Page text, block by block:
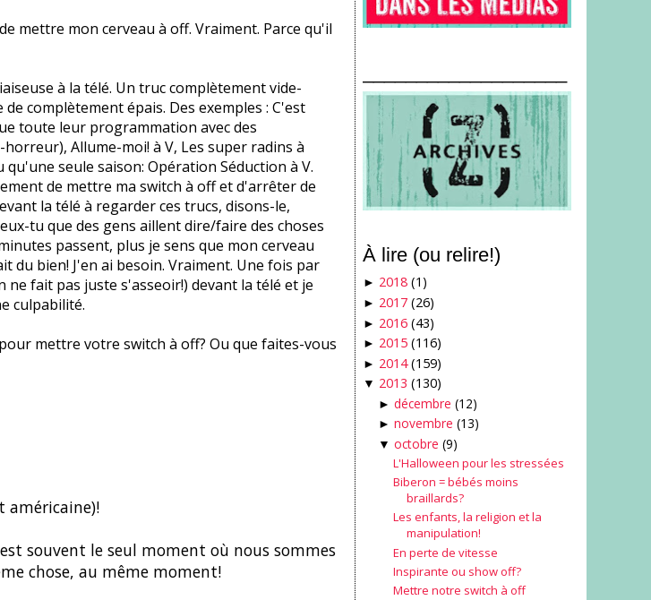
mettre mon cerveau à off. Vraiment. Parce qu'il
à la télé. Un truc complètement vide-
complètement épais. Des exemples : C'est
toute leur programmation avec des
Allume-moi! à V, Les super radins à
qu'une seule saison: Opération Séduction à V.
de mettre ma switch à off et d'arrêter de
la télé à regarder ces trucs, disons-le,
tu que des gens aillent dire/faire des choses
passent, plus je sens que mon cerveau
du bien! J'en ai besoin. Vraiment. Une fois par
fait pas juste s'asseoir!) devant la télé et je
culpabilité.
mettre votre switch à off? Ou que faites-vous
américaine)!
souvent le seul moment où nous sommes
chose, au même moment!
À lire (ou relire!)
► 2018 (1)
► 2017 (26)
► 2016 (43)
► 2015 (116)
► 2014 (159)
▼ 2013 (130)
► décembre (12)
► novembre (13)
▼ octobre (9)
L'Halloween pour les stressées
Biberon = bébés moins
braillards?
Les enfants, la religion et la
manipulation!
En perte de vitesse
Inspirante ou show off?
Mettre notre switch à off